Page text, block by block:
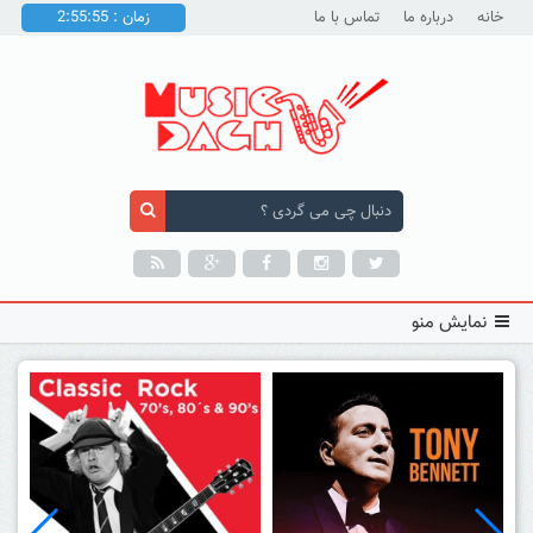
خانه درباره ما تماس با ما زمان : 2:55:56
نمایش منو